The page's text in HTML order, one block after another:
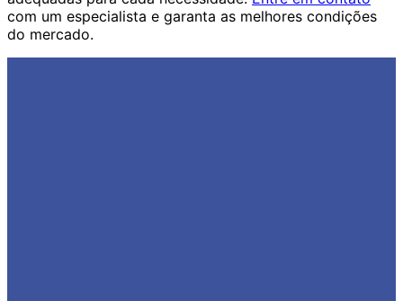
com um especialista e garanta as melhores condições
do mercado.